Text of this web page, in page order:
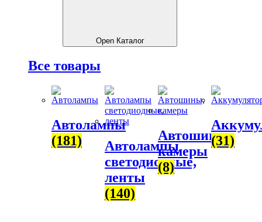
Open Каталог
Все товары
Автолампы
(181)
Автолампы
светодиодные,
ленты
(140)
Автошины,
камеры
(8)
(31)